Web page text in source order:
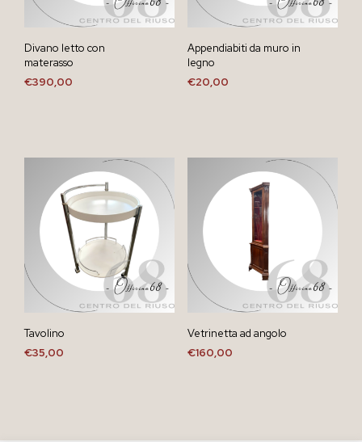
Divano letto con
materasso
€390,00
Appendiabiti da muro in
legno
€20,00
Tavolino
€35,00
Vetrinetta ad angolo
€160,00